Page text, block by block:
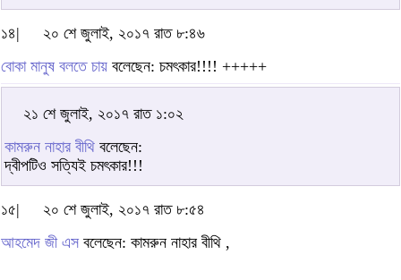
১৪|
২০ শে জুলাই, ২০১৭ রাত ৮:৪৬
বোকা মানুষ বলতে চায় বলেছেন: চমৎকার!!!! +++++
২১ শে জুলাই, ২০১৭ রাত ১:০২
কামরুন নাহার বীথি বলেছেন:
দ্বীপটিও সত্যিই চমৎকার!!!
১৫|
২০ শে জুলাই, ২০১৭ রাত ৮:৫৪
আহমেদ জী এস বলেছেন: কামরুন নাহার বীথি ,